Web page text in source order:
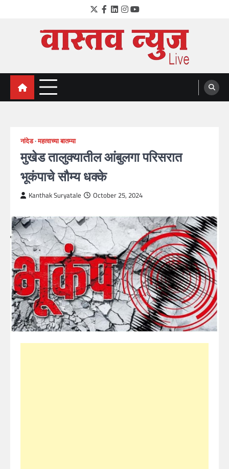
Twitter
Facebook
LinkedIn
Instagram
YouTube
VastavNEWSLive.com
a leading NEWS portal of Maharahstra
नांदेड महत्वाच्या बातम्या
मुखेड तालुक्यातील आंबुलगा परिसरात
भूकंपाचे सौम्य धक्के
Kanthak Suryatale October 25, 2024